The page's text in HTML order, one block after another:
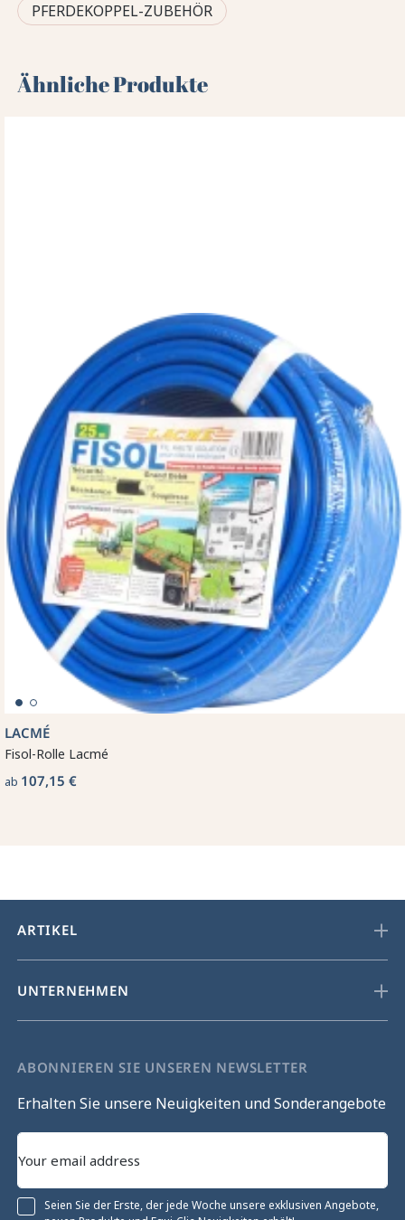
PFERDEKOPPEL-ZUBEHÖR
Ähnliche Produkte
LACMÉ
Fisol-Rolle Lacmé
ab 107,15 €
ARTIKEL
UNTERNEHMEN
ABONNIEREN SIE UNSEREN NEWSLETTER
Erhalten Sie unsere Neuigkeiten und Sonderangebote
Seien Sie der Erste, der jede Woche unsere exklusiven Angebote,